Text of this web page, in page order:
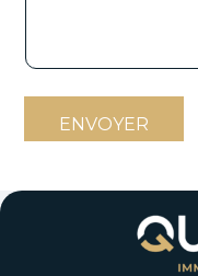
ENVOYER